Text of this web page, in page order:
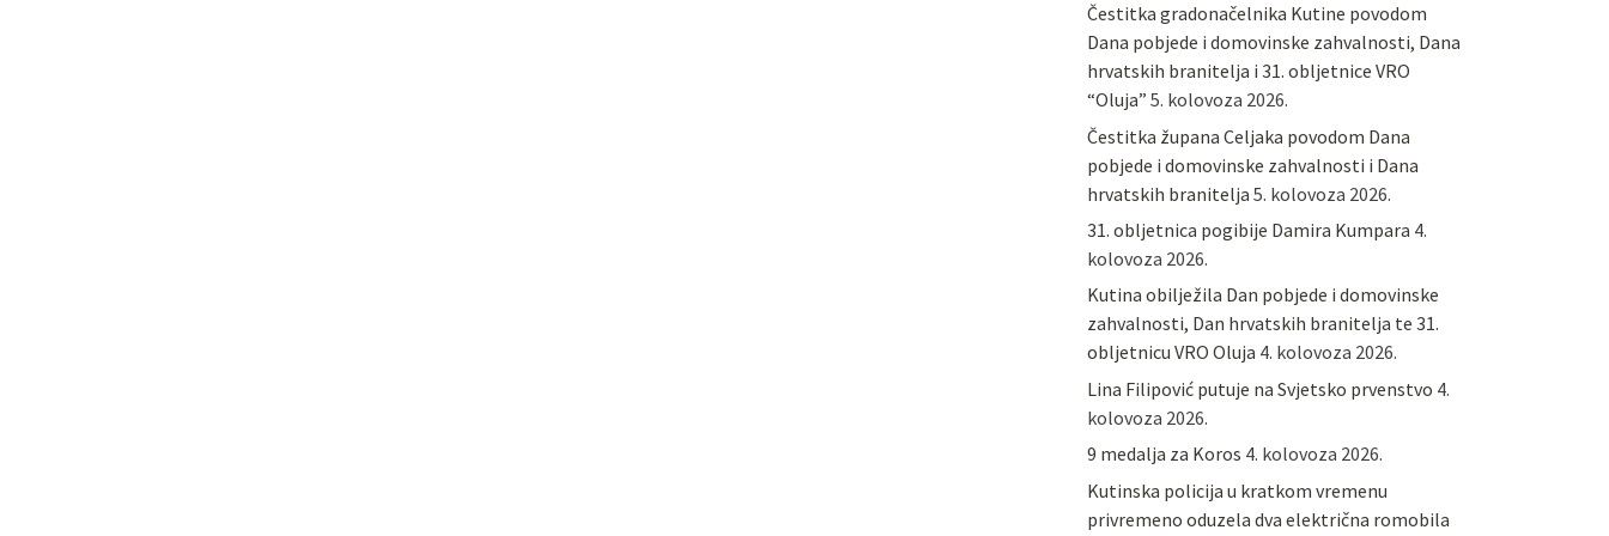
Čestitka gradonačelnika Kutine povodom
Dana pobjede i domovinske zahvalnosti, Dana
hrvatskih branitelja i 31. obljetnice VRO
“Oluja” 5. kolovoza 2026.
Čestitka župana Celjaka povodom Dana
pobjede i domovinske zahvalnosti i Dana
hrvatskih branitelja 5. kolovoza 2026.
31. obljetnica pogibije Damira Kumpara 4.
kolovoza 2026.
Kutina obilježila Dan pobjede i domovinske
zahvalnosti, Dan hrvatskih branitelja te 31.
obljetnicu VRO Oluja 4. kolovoza 2026.
Lina Filipović putuje na Svjetsko prvenstvo 4.
kolovoza 2026.
9 medalja za Koros 4. kolovoza 2026.
Kutinska policija u kratkom vremenu
privremeno oduzela dva električna romobila